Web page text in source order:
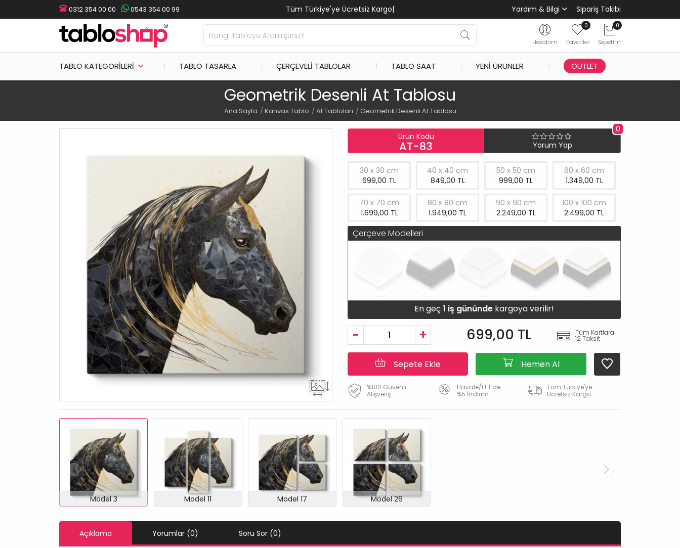
0312 354 00 00 0543 354 00 99 Tüm Türkiye'ye Ücretsiz Kargo| Yardım & Bilgi Sipariş Takibi
Hesabım
0
Favoriler
0
Sepetim
TABLO KATEGORILERI TABLO TASARLA ÇERÇEVELI TABLOLAR TABLO SAAT YENI ÜRÜNLER OUTLET
Geometrik Desenli At Tablosu
Ana Sayfa Kanvas Tablo At Tabloları Geometrik Desenli At Tablosu
Ürün Kodu
AT-83
0
Yorum Yap
30 x 30 cm
699,00 TL
40 x 40 cm
849,00 TL
50 x 50 cm
999,00 TL
60 x 60 cm
1.349,00 TL
70 x 70 cm
1.699,00 TL
80 x 80 cm
1.949,00 TL
90 x 90 cm
2.249,00 TL
100 x 100 cm
2.499,00 TL
Çerçeve Modelleri
En geç1 iş gününde kargoya verilir!
- + 699,00 TL Tüm Kartlara
12 Taksit
Sepete Ekle Hemen Al
%100 Güvenli
Alışveriş
Havale/EFT'de
%5 İndirim
Tüm Türkiye'ye
Ücretsiz Kargo
Model 3 Model 11 Model 17 Model 26
Açıklama Yorumlar (0) Soru Sor (0)